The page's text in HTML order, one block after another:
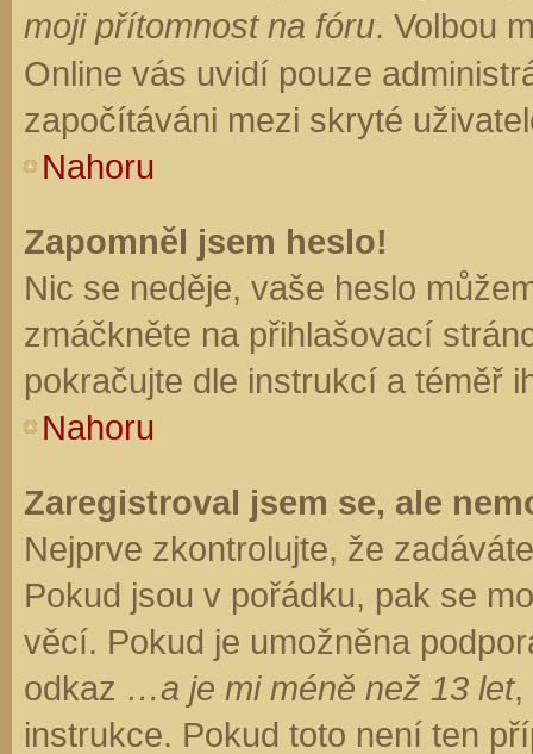
moji přítomnost na fóru. Volbou
Online vás uvidí pouze
započítáváni mezi skryté
Nahoru
Zapomněl jsem heslo!
Nic se neděje, vaše heslo
zmáčkněte na přihlašovací
pokračujte dle instrukcí a téměř
Nahoru
Zaregistroval jsem se, ale
Nejprve zkontrolujte, že
Pokud jsou v pořádku, pak se
věcí. Pokud je umožněna
odkaz …a je mi méně než 13 let,
instrukce. Pokud toto není ten